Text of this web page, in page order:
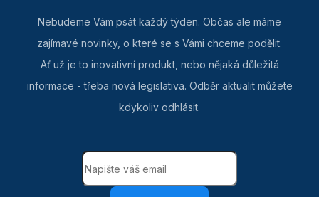
Nebudeme Vám psát každý týden. Občas ale máme
zajímavé novinky, o které se s Vámi chceme podělit.
Ať už je to inovativní produkt, nebo nějaká důležitá
informace - třeba nová legislativa. Odběr aktualit můžete
kdykoliv odhlásit.